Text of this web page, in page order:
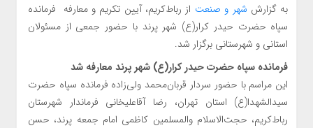
به گزارش شهر و صنعت از رباط‌کریم، آیین تکریم و معارفه فرمانده
سپاه حضرت حیدر کرار(ع) شهر پرند با حضور جمعی از مسئولان
استانی و شهرستانی برگزار شد.
فرمانده سپاه حضرت حیدر کرار(ع) شهر پرند معارفه شد
این مراسم با حضور سردار قربان‌محمد ولی‌زاده فرمانده سپاه حضرت
سیدالشهدا(ع) استان تهران، رضا آقاعلیخانی فرماندار شهرستان
رباط‌کریم، حجت‌الاسلام والمسلمین کاظمی امام جمعه پرند، حسن